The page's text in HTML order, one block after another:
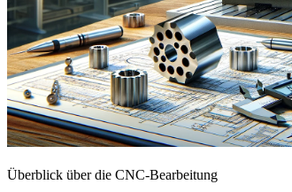
Überblick über die CNC-Bearbeitung